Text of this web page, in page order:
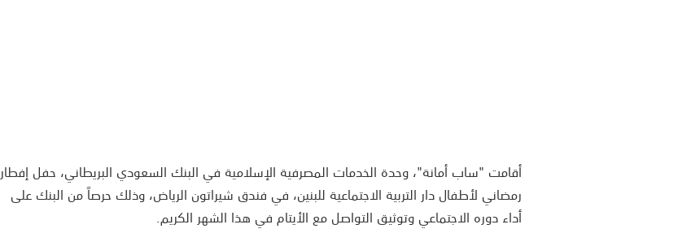
أقامت "ساب أمانة"، وحدة الخدمات المصرفية الإسلامية في البنك السعودي البريطاني، حفل إفطار
رمضاني لأطفال دار التربية الاجتماعية للبنين، في فندق شيراتون الرياض، وذلك حرصاً من البنك على
أداء دوره الاجتماعي وتوثيق التواصل مع الأيتام في هذا الشهر الكريم.